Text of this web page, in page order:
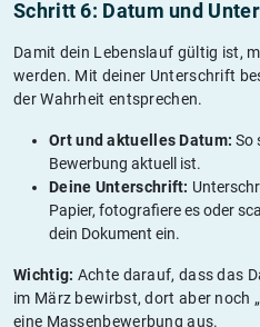
Schritt 6: Datum und
Damit dein Lebenslauf gültig ist,
werden. Mit deiner Unterschrift
der Wahrheit entsprechen.
Ort und aktuelles Datum: So
Bewerbung aktuell ist.
Deine Unterschrift:
Papier, fotografiere es oder
dein Dokument ein.
Wichtig: Achte darauf, dass das
im März bewirbst, dort aber noch
eine Massenbewerbung aus.